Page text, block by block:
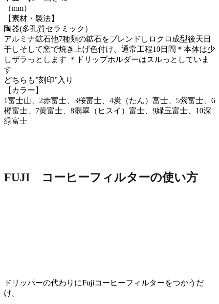
（mm）
【素材・製法】
陶器(多孔質セラミック）
アルミナ鉱石他7種類の鉱石をブレンドしロクロ成型後天日
干しそ して窯で焼き上げ色付け、通常工程10日間＊本体は少
しザラっとします ＊ドリップホルダーはスルっとしていま
す
どちらも”刻印”入り
【カラー】
1富士山、2赤富士、3桜富士、4炭（たん）富士、5紫富士、 6
橙富士、7黄富士、8翡翠（ヒスイ）富士、9緑玉富士、 10深
緑富士
FUJI コーヒーフィルターの使い方
ドリッパーの代わりにFujiコーヒーフィルターをつかうだ
け。